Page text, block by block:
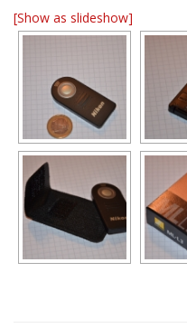
[Show as slideshow]